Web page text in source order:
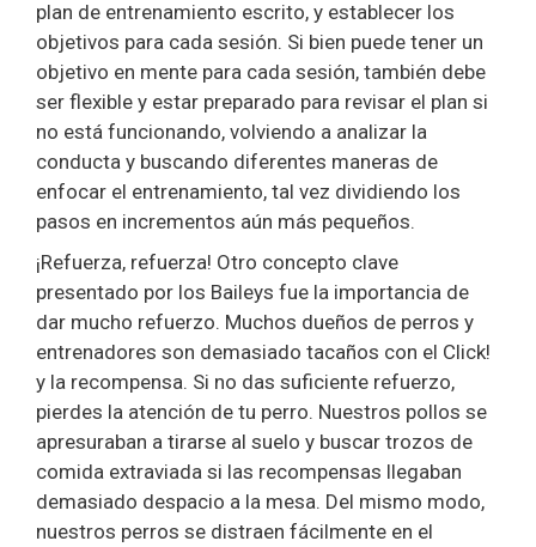
plan de entrenamiento escrito, y establecer los
objetivos para cada sesión. Si bien puede tener un
objetivo en mente para cada sesión, también debe
ser flexible y estar preparado para revisar el plan si
no está funcionando, volviendo a analizar la
conducta y buscando diferentes maneras de
enfocar el entrenamiento, tal vez dividiendo los
pasos en incrementos aún más pequeños.
¡Refuerza, refuerza! Otro concepto clave
presentado por los Baileys fue la importancia de
dar mucho refuerzo. Muchos dueños de perros y
entrenadores son demasiado tacaños con el Click!
y la recompensa. Si no das suficiente refuerzo,
pierdes la atención de tu perro. Nuestros pollos se
apresuraban a tirarse al suelo y buscar trozos de
comida extraviada si las recompensas llegaban
demasiado despacio a la mesa. Del mismo modo,
nuestros perros se distraen fácilmente en el